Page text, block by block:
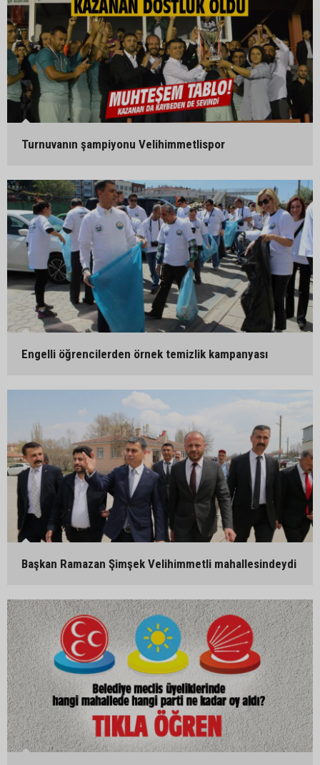
Turnuvanın şampiyonu Velihimmetlispor
Engelli öğrencilerden örnek temizlik kampanyası
Başkan Ramazan Şimşek Velihimmetli mahallesindeydi